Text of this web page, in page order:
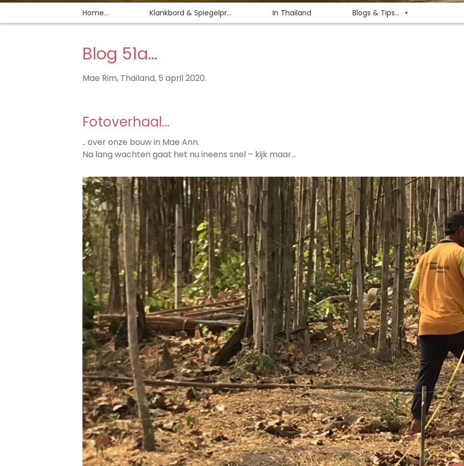
Home… Klankbord & Spiegelpr... In Thailand Blogs & Tips...
Blog 51a…
Mae Rim, Thailand, 5 april 2020.
Fotoverhaal…
.. over onze bouw in Mae Ann.
Na lang wachten gaat het nu ineens snel – kijk maar…